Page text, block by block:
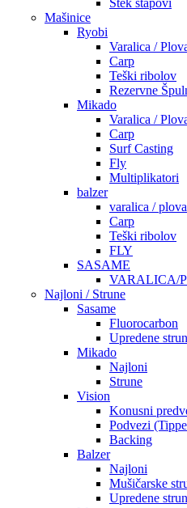
Štek štapovi
Mašinice
Ryobi
Varalica /
Carp
Teški ribolov
Rezervne
Mikado
Varalica /
Carp
Surf Casting
Fly
Multiplikatori
balzer
varalica /
Carp
Teški ribolov
FLY
SASAME
VARALICA/
Najloni / Strune
Sasame
Fluorocarbon
Upredene
Mikado
Najloni
Strune
Vision
Konusni
Podvezi
Backing
Balzer
Najloni
Mušičarske
Upredene